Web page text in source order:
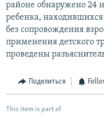
районе обнаружено 24
ребенка,
без сопровождения
применения детского
проведены
Поделиться
This item is part of